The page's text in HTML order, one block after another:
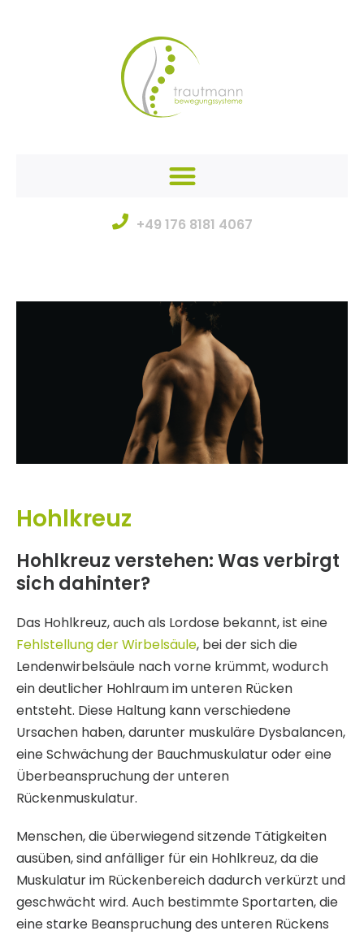
+49 176 8181 4067
Hohlkreuz
Hohlkreuz verstehen: Was verbirgt
sich dahinter?
Das Hohlkreuz, auch als Lordose bekannt, ist eine
Fehlstellung der Wirbelsäule, bei der sich die
Lendenwirbelsäule nach vorne krümmt, wodurch
ein deutlicher Hohlraum im unteren Rücken
entsteht. Diese Haltung kann verschiedene
Ursachen haben, darunter muskuläre Dysbalancen,
eine Schwächung der Bauchmuskulatur oder eine
Überbeanspruchung der unteren
Rückenmuskulatur.
Menschen, die überwiegend sitzende Tätigkeiten
ausüben, sind anfälliger für ein Hohlkreuz, da die
Muskulatur im Rückenbereich dadurch verkürzt und
geschwächt wird. Auch bestimmte Sportarten, die
eine starke Beanspruchung des unteren Rückens